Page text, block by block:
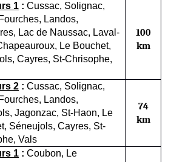
1 : Cussac, Solignac,
Landos,
Lac de Naussac, Laval-
Le Bouchet,
Cayres, St-Chrisophe,
100
km
2 :Cussac, Solignac,
Landos,
Jagonzac, St-Haon, Le
Séneujols,Cayres, St-
Vals
74
km
1 : Coubon, Le